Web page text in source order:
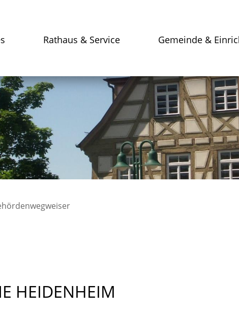
Rathaus & Service Gemeinde &
HEIDENHEIM